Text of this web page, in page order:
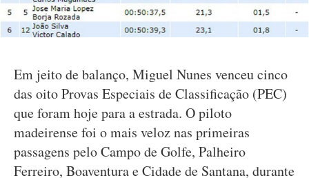
Em jeito de balanço, Miguel Nunes venceu cinco
das oito Provas Especiais de Classificação (PEC)
que foram hoje para a estrada. O piloto
madeirense foi o mais veloz nas primeiras
passagens pelo Campo de Golfe, Palheiro
Ferreiro, Boaventura e Cidade de Santana, durante